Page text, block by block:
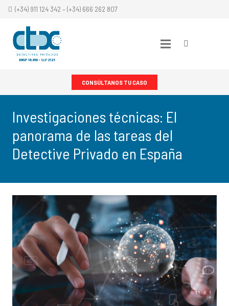
(+34) 911 124 342 – (+34) 666 262 807
CONSÚLTANOS TU CASO
Investigaciones técnicas: El
panorama de las tareas del
Detective Privado en España